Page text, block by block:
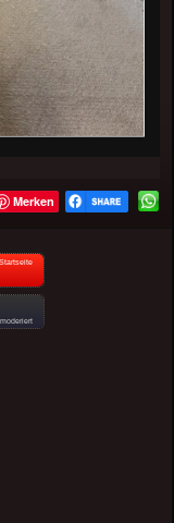
Merken
Startseite